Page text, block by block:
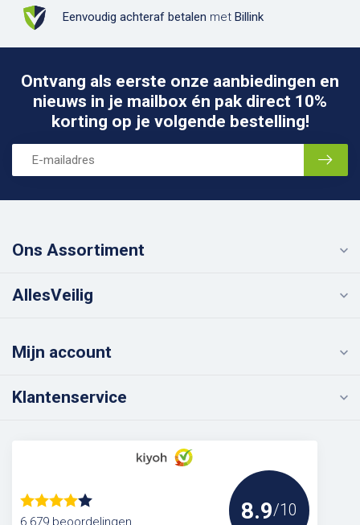
Eenvoudig achteraf betalen met Billink
Ontvang als eerste onze aanbiedingen en
nieuws in je mailbox én pak direct 10%
korting op je volgende bestelling!
Ons Assortiment
AllesVeilig
Mijn account
Klantenservice
6.679 beoordelingen 8.9/10